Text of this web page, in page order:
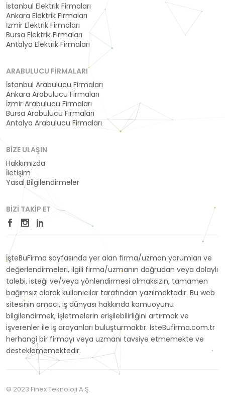
İstanbul Elektrik Firmaları
Ankara Elektrik Firmaları
İzmir Elektrik Firmaları
Bursa Elektrik Firmaları
Antalya Elektrik Firmaları
ARABULUCU FIRMALARI
İstanbul Arabulucu Firmaları
Ankara Arabulucu Firmaları
İzmir Arabulucu Firmaları
Bursa Arabulucu Firmaları
Antalya Arabulucu Firmaları
BIZE ULAŞIN
Hakkımızda
İletişim
Yasal Bilgilendirmeler
BIZI TAKIP ET
İşteBuFirma sayfasında yer alan firma/uzman yorumları ve
değerlendirmeleri, ilgili firma/uzmanın doğrudan veya dolaylı
talebi, isteği ve/veya yönlendirmesi olmaksızın, tamamen
bağımsız olarak kullanıcılar tarafından yazılmaktadır. Bu web
sitesinin amacı, iş dünyası hakkında kamuoyunu
bilgilendirmek, işletmelerin erişilebilirliğini artırmak ve
işverenler ile iş arayanları buluşturmaktır. İsteBufirma.com.tr
herhangi bir firmayı veya uzmanı tavsiye etmemekte ve
desteklememektedir.
© 2023 Finex Teknoloji A.Ş.